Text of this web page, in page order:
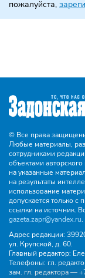
пожалуйста,
© Все права
Любые материалы,
сотрудниками
объектами
на указанные
на результаты
использование
допускается только с
ссылки на источник.
gazeta.zapr@yandex.ru.
Адрес редакции:
ул. Крупской, д. 60.
Главный редактор:
Телефоны: гл.
зам. гл. редактора —